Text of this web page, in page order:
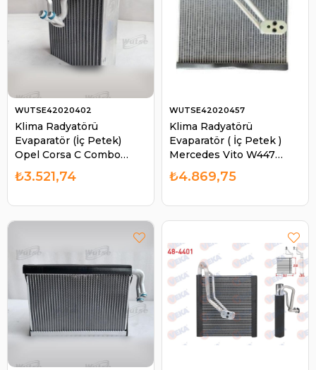
Klima Radyatörü
Evaparatör (İç Petek)
Opel Corsa C Combo
Chevrolet 22X20X6CM |
WUTSE 42020402
WUTSE42020402
₺3.521,74
Klima Radyatörü
Evaparatör ( İç Petek )
Mercedes Vito W447
Viano | WUTSE 42020457
WUTSE42020457
₺4.869,75